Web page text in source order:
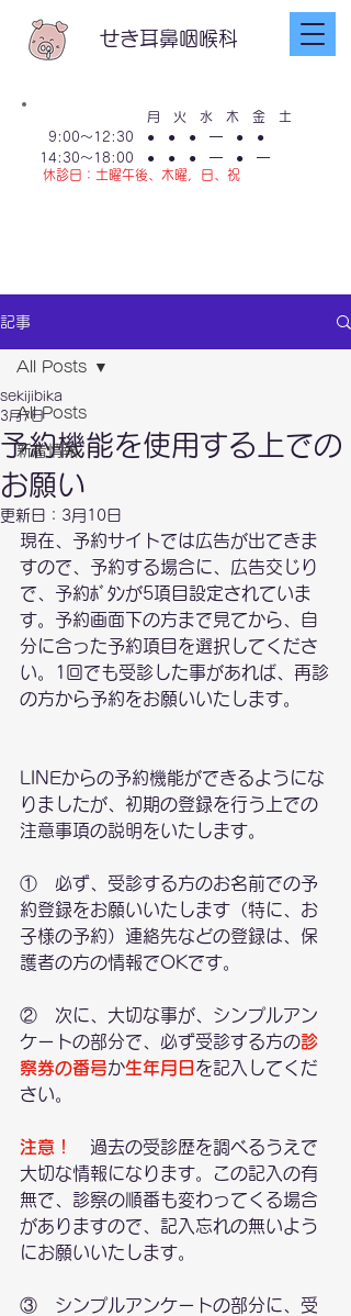
せき耳鼻咽喉科
月 火 水 木 金 土
9:00～12:30
● ● ● ━ ● ●
14:30～18:00
● ● ● ━ ● ━
休診日：土曜午後、木曜，日、祝
記事
All Posts
新着情報
All Posts
予約機能を使用する上での
お願い
sekijibika
3月7日
更新日： 3月10日
現在、予約サイトでは広告が出てきま
すので、予約する場合に、広告交じり
で、予約ﾎﾞﾀﾝが5項目設定されていま
す。予約画面下の方まで見てから、自
分に合った予約項目を選択してくださ
い。1回でも受診した事があれば、再診
の方から予約をお願いいたします。
LINEからの予約機能ができるようにな
りましたが、初期の登録を行う上での
注意事項の説明をいたします。
①　必ず、受診する方のお名前での予
約登録をお願いいたします（特に、お
子様の予約）連絡先などの登録は、保
護者の方の情報でOKです。
②　次に、大切な事が、シンプルアン
ケートの部分で、必ず受診する方の診
察券の番号か生年月日 を記入してくだ
さい。
注意！
過去の受診歴を調べるうえで
大切な情報になります。この記入の有
無で、診察の順番も変わってくる場合
がありますので、記入忘れの無いよう
にお願いいたします。
③　シンプルアンケートの部分に、受